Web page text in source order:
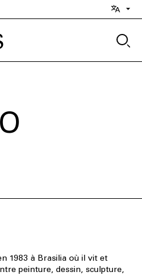
1983 à Brasilia où il vit et
peinture, dessin, sculpture,